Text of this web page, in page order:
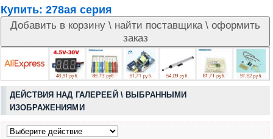
Купить: 278ая серия
ДЕЙСТВИЯ НАД ГАЛЕРЕЕЙ \ ВЫБРАННЫМИ
ИЗОБРАЖЕНИЯМИ